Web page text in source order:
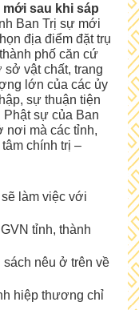
sau khi sáp
Ban Trị sự mới
địa điểm đặt trụ
phố căn cứ
sở vật chất, trang
lớn của các ủy
sự thuận tiện
Phật sự của Ban
nơi mà các tỉnh,
chính trị –
làm việc với
tỉnh, thành
nêu ở trên về
hiệp thương chỉ